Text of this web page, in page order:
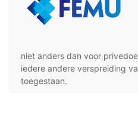
niet anders dan voor
iedere andere verspreiding
toegestaan.